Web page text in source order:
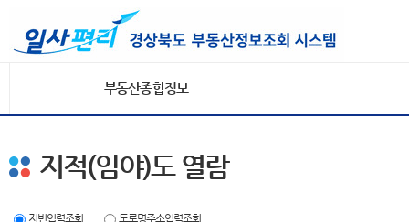
부동산종합정보
지적(임야)도 열람
지번입력조회 도로명주소입력조회